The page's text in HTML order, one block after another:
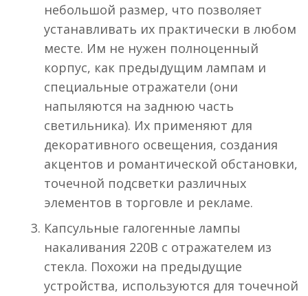
небольшой размер, что позволяет
устанавливать их практически в любом
месте. Им не нужен полноценный
корпус, как предыдущим лампам и
специальные отражатели (они
напыляются на заднюю часть
светильника). Их применяют для
декоративного освещения, создания
акцентов и романтической обстановки,
точечной подсветки различных
элементов в торговле и рекламе.
Капсульные галогенные лампы
накаливания 220В с отражателем из
стекла. Похожи на предыдущие
устройства, используются для точечной